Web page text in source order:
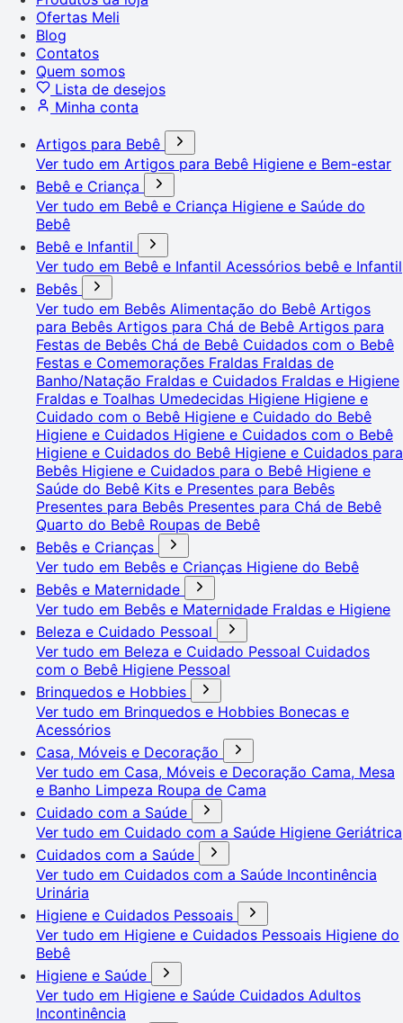
Ofertas Meli
Blog
Contatos
Quem somos
Lista de desejos
Minha conta
Artigos para Bebê
Ver tudo em Artigos para Bebê Higiene e Bem-estar
Bebê e Criança
Ver tudo em Bebê e Criança Higiene e Saúde do
Bebê
Bebê e Infantil
Ver tudo em Bebê e Infantil Acessórios bebê e Infantil
Bebês
Ver tudo em Bebês Alimentação do Bebê Artigos
para Bebês Artigos para Chá de Bebê Artigos para
Festas de Bebês Chá de Bebê Cuidados com o Bebê
Festas e Comemorações Fraldas Fraldas de
Banho/Natação Fraldas e Cuidados Fraldas e Higiene
Fraldas e Toalhas Umedecidas Higiene Higiene e
Cuidado com o Bebê Higiene e Cuidado do Bebê
Higiene e Cuidados Higiene e Cuidados com o Bebê
Higiene e Cuidados do Bebê Higiene e Cuidados para
Bebês Higiene e Cuidados para o Bebê Higiene e
Saúde do Bebê Kits e Presentes para Bebês
Presentes para Bebês Presentes para Chá de Bebê
Quarto do Bebê Roupas de Bebê
Bebês e Crianças
Ver tudo em Bebês e Crianças Higiene do Bebê
Bebês e Maternidade
Ver tudo em Bebês e Maternidade Fraldas e Higiene
Beleza e Cuidado Pessoal
Ver tudo em Beleza e Cuidado Pessoal Cuidados
com o Bebê Higiene Pessoal
Brinquedos e Hobbies
Ver tudo em Brinquedos e Hobbies Bonecas e
Acessórios
Casa, Móveis e Decoração
Ver tudo em Casa, Móveis e Decoração Cama, Mesa
e Banho Limpeza Roupa de Cama
Cuidado com a Saúde
Ver tudo em Cuidado com a Saúde Higiene Geriátrica
Cuidados com a Saúde
Ver tudo em Cuidados com a Saúde Incontinência
Urinária
Higiene e Cuidados Pessoais
Ver tudo em Higiene e Cuidados Pessoais Higiene do
Bebê
Higiene e Saúde
Ver tudo em Higiene e Saúde Cuidados Adultos
Incontinência